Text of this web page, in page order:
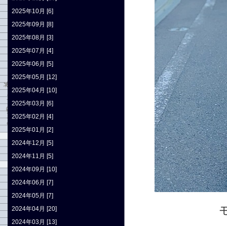
2025年10月 [6]
2025年09月 [8]
2025年08月 [3]
2025年07月 [4]
2025年06月 [5]
2025年05月 [12]
2025年04月 [10]
2025年03月 [6]
2025年02月 [4]
2025年01月 [2]
2024年12月 [5]
2024年11月 [5]
2024年09月 [10]
2024年06月 [7]
2024年05月 [7]
2024年04月 [20]
2024年03月 [13]